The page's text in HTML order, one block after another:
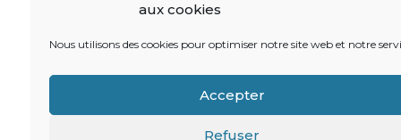
aux cookies
Nous utilisons des cookies pour optimiser notre site web et notre
Accepter
Refuser
WordPress Theme : by